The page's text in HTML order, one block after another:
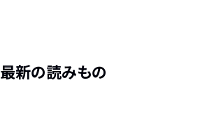
最新の読みもの